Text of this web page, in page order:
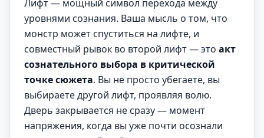
Лифт — мощный символ перехода между
уровнями сознания. Ваша мысль о том, что
монстр может спуститься на лифте, и
совместный рывок во второй лифт — это акт
сознательного выбора в критической
точке сюжета. Вы не просто убегаете, вы
выбираете другой лифт, проявляя волю.
Дверь закрывается не сразу — момент
напряжения, когда вы уже почти осознали